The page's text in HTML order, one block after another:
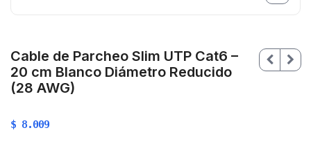
Cable de Parcheo Slim UTP Cat6 –
20 cm Blanco Diámetro Reducido
(28 AWG)
$ 8.009